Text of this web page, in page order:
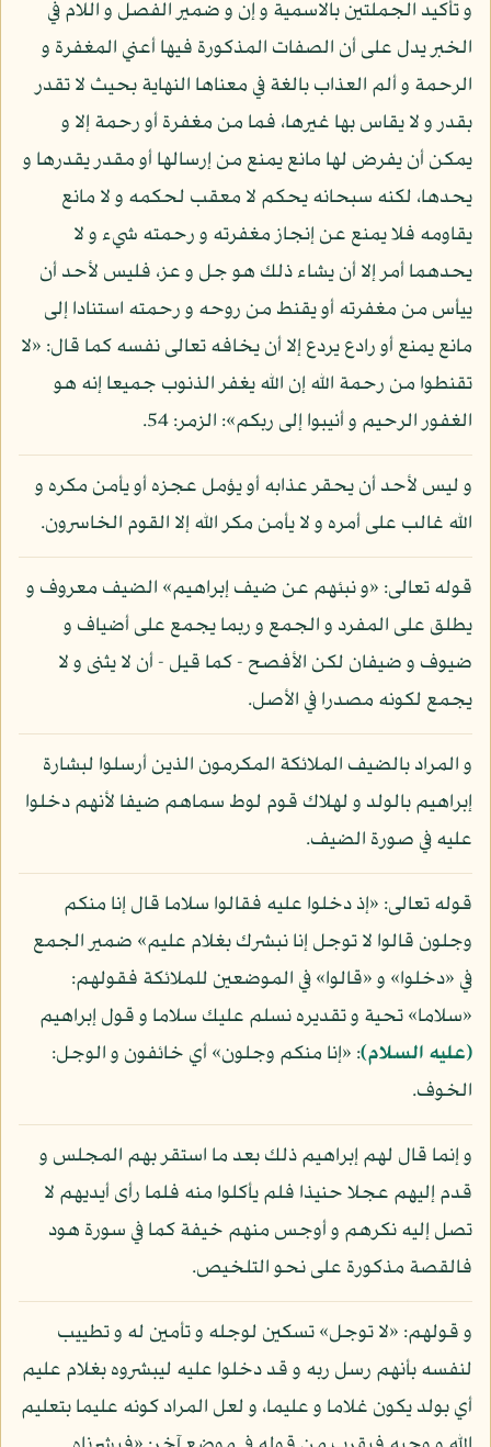
و تأكيد الجملتين بالاسمية و إن و ضمير الفصل و اللام في
الخبر يدل على أن الصفات المذكورة فيها أعني المغفرة و
الرحمة و ألم العذاب بالغة في معناها النهاية بحيث لا تقدر
بقدر و لا يقاس بها غيرها، فما من مغفرة أو رحمة إلا و
يمكن أن يفرض لها مانع يمنع من إرسالها أو مقدر يقدرها و
يحدها، لكنه سبحانه يحكم لا معقب لحكمه و لا مانع
يقاومه فلا يمنع عن إنجاز مغفرته و رحمته شيء و لا
يحدهما أمر إلا أن يشاء ذلك هو جل و عز، فليس لأحد أن
ييأس من مغفرته أو يقنط من روحه و رحمته استنادا إلى
مانع يمنع أو رادع يردع إلا أن يخافه تعالى نفسه كما قال: «لا
تقنطوا من رحمة الله إن الله يغفر الذنوب جميعا إنه هو
الغفور الرحيم و أنيبوا إلى ربكم»: الزمر: 54.
و ليس لأحد أن يحقر عذابه أو يؤمل عجزه أو يأمن مكره و
الله غالب على أمره و لا يأمن مكر الله إلا القوم الخاسرون.
قوله تعالى: «و نبئهم عن ضيف إبراهيم» الضيف معروف و
يطلق على المفرد و الجمع و ربما يجمع على أضياف و
ضيوف و ضيفان لكن الأفصح - كما قيل - أن لا يثنى و لا
يجمع لكونه مصدرا في الأصل.
و المراد بالضيف الملائكة المكرمون الذين أرسلوا لبشارة
إبراهيم بالولد و لهلاك قوم لوط سماهم ضيفا لأنهم دخلوا
عليه في صورة الضيف.
قوله تعالى: «إذ دخلوا عليه فقالوا سلاما قال إنا منكم
وجلون قالوا لا توجل إنا نبشرك بغلام عليم» ضمير الجمع
في «دخلوا» و «قالوا» في الموضعين للملائكة فقولهم:
«سلاما» تحية و تقديره نسلم عليك سلاما و قول إبراهيم
(عليه السلام): «إنا منكم وجلون» أي خائفون و الوجل:
الخوف.
و إنما قال لهم إبراهيم ذلك بعد ما استقر بهم المجلس و
قدم إليهم عجلا حنيذا فلم يأكلوا منه فلما رأى أيديهم لا
تصل إليه نكرهم و أوجس منهم خيفة كما في سورة هود
فالقصة مذكورة على نحو التلخيص.
و قولهم: «لا توجل» تسكين لوجله و تأمين له و تطييب
لنفسه بأنهم رسل ربه و قد دخلوا عليه ليبشروه بغلام عليم
أي بولد يكون غلاما و عليما، و لعل المراد كونه عليما بتعليم